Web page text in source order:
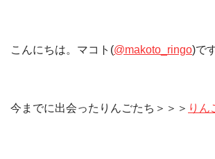
こんにちは。マコト(@makoto_ringo)で
今までに出会ったりんごたち＞＞＞ りん